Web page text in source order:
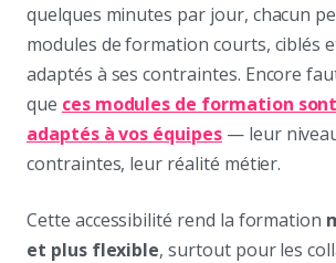
quelques minutes par jour, chacun
modules de formation courts, ciblés
adaptés à ses contraintes. Encore
que ces modules de formation
adaptés à vos équipes— leur
contraintes, leur réalité métier.
Cette accessibilité rend la formation
et plus flexible, surtout pour les